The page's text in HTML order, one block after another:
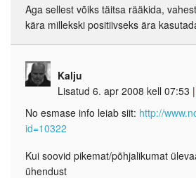
Aga sellest võiks täitsa rääkida,
kära millekski positiivseks ära
Kalju
Lisatud 6. apr 2008 kell 07:53 |
No esmase info leiab siit: http://
id=10322
Kui soovid pikemat/põhjalikumat
ühendust